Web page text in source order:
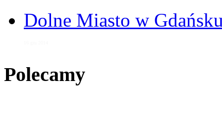
Dolne Miasto w
Polecamy